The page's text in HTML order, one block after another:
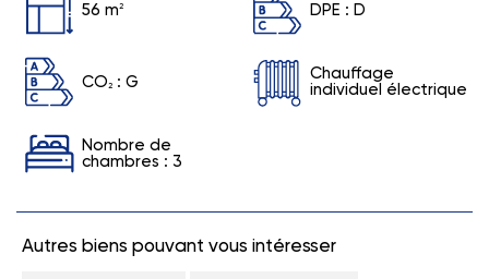
56 m 2 DPE : D
CO 2 : G
Chauffage
individuel électrique
Nombre de
chambres : 3
Autres biens pouvant vous intéresser